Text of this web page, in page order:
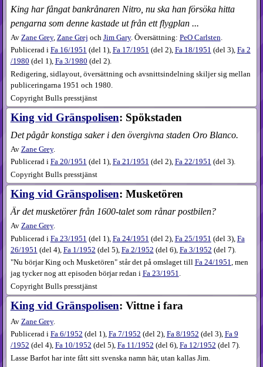
King har fångat bankrånaren Nitro, nu ska han försöka hitta
pengarna som denne kastade ut från ett flygplan ...
Av Zane Grey, Zane Grej och Jim Gary. Översättning: PeO Carlsten.
Publicerad i Fa16​/1951 (del 1), Fa17​/1951 (del 2), Fa18​/1951 (del 3), Fa2​
/1980 (del 1), Fa3​/1980 (del 2).
Redigering, sidlayout, översättning och avsnittsindelning skiljer sig mellan
publiceringarna 1951 och 1980.
Copyright Bulls presstjänst
King vid Gränspolisen: Spökstaden
Det pågår konstiga saker i den övergivna staden Oro Blanco.
Av Zane Grey.
Publicerad i Fa20​/1951 (del 1), Fa21​/1951 (del 2), Fa22​/1951 (del 3).
Copyright Bulls presstjänst
King vid Gränspolisen: Musketören
Är det musketörer från 1600-talet som rånar postbilen?
Av Zane Grey.
Publicerad i Fa 23​/1951 (del 1 ), Fa 24​/1951 (del 2), Fa 25​/1951 (del 3), Fa
26​/1951 (del 4), Fa 1​/1952 (del 5), Fa 2​/1952 (del 6), Fa 3​/1952 (del 7).
"Nu börjar King och Musketören" står det på omslaget till Fa 24/1951, men
jag tycker nog att episoden börjar redan i Fa 23/1951.
Copyright Bulls presstjänst
King vid Gränspolisen: Vittne i fara
Av Zane Grey.
Publicerad i Fa6​/1952 (del 1), Fa7​/1952 (del 2), Fa8​/1952 (del 3), Fa9​
/1952 (del 4), Fa10​/1952 (del 5), Fa11​/1952 (del 6), Fa12​/1952 (del 7).
Lasse Barfot har inte fått sitt svenska namn här, utan kallas Jim.